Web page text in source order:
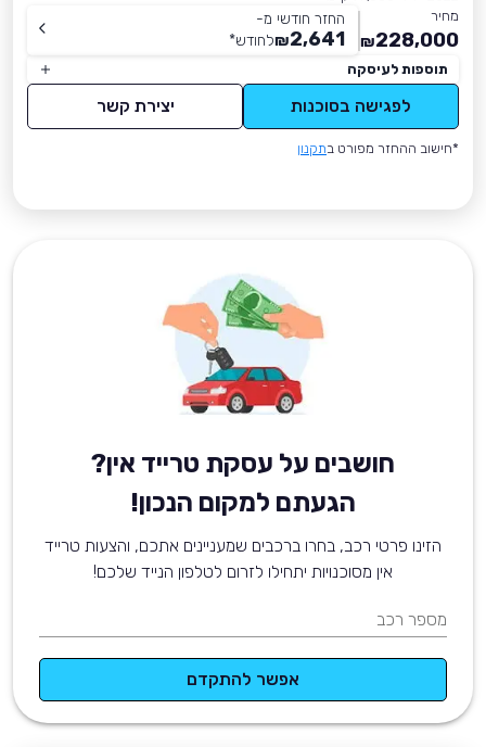
מחיר
228,000
₪
החזר חודשי מ-
2,641
₪לחודש*
תוספות לעיסקה
לפגישה בסוכנות יצירת קשר
*חישוב ההחזר מפורט בתקנון
חושבים על עסקת טרייד אין?
הגעתם למקום הנכון!
הזינו פרטי רכב, בחרו ברכבים שמעניינים אתכם, והצעות טרייד
אין מסוכנויות יתחילו לזרום לטלפון הנייד שלכם!
מספר רכב
אפשר להתקדם